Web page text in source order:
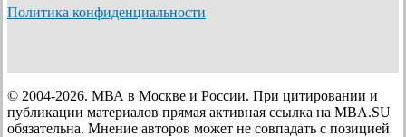
Политика конфиденциальности
© 2004-2026. МВА в Москве и России. При цитировании и
публикации материалов прямая активная ссылка на MBA.SU
обязательна. Мнение авторов может не совпадать с позицией